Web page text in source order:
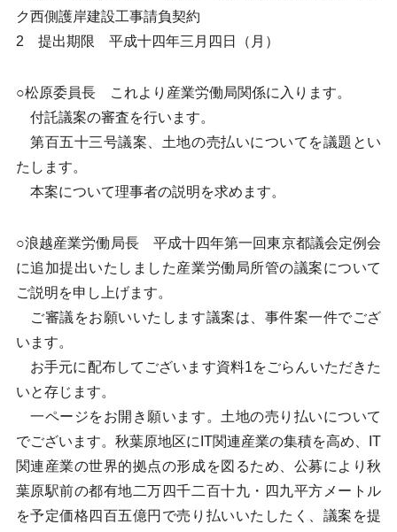
ク西側護岸建設工事請負契約
2 提出期限 平成十四年三月四日（月）
○松原委員長 これより産業労働局関係に入ります。
付託議案の審査を行います。
第百五十三号議案、土地の売払いについてを議題とい
たします。
本案について理事者の説明を求めます。
○浪越産業労働局長 平成十四年第一回東京都議会定例会
に追加提出いたしました産業労働局所管の議案について
ご説明を申し上げます。
ご審議をお願いいたします議案は、事件案一件でござ
います。
お手元に配布してございます資料1をごらんいただきた
いと存じます。
一ページをお開き願います。土地の売り払いについて
でございます。秋葉原地区にIT関連産業の集積を高め、IT
関連産業の世界的拠点の形成を図るため、公募により秋
葉原駅前の都有地二万四千二百十九・四九平方メートル
を予定価格四百五億円で売り払いいたしたく、議案を提